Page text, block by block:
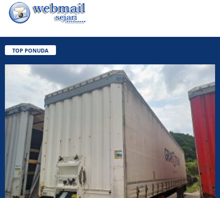
TOP PONUDA